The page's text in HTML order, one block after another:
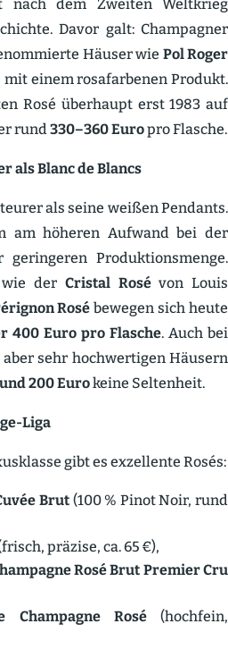
nach dem Zweiten Weltkrieg
Davor galt: Champagner
Häuser wie Pol Roger
einem rosafar­benen Produkt.
Rosé überhaupt erst 1983 auf
rund330–360 Europro Flasche.
als Blanc de Blancs
als seine weißen Pendants.
am höheren Aufwand bei der
Produk­ti­ons­menge.
wie der Cristal Rosévon Louis
Rosé bewegen sich heute
400 Euro pro Flasche. Auch bei
sehr hochwer­tigen Häusern
200 Eurokeine Seltenheit.
Liga
gibt es exzel­lente Rosés:
Brut(100 % Pinot Noir, rund
präzise, ca. 65 €),
Rosé Brut Premier Cru
Champagne Rosé(hochfein,